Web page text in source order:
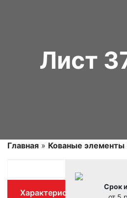
Лист
Главная » Кованые элементы
Срок
Характеристики